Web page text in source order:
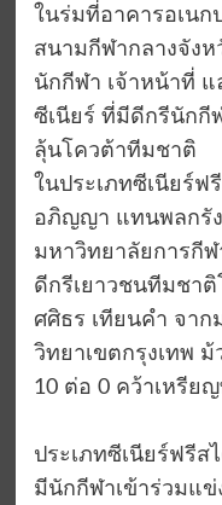
ในร่มที่อาคารอเนก
สนามกีฬากลางจัง
นักกีฬา เจ้าหน้าที่
ซีเนียร์ ที่มีดีกรีนักกี
ลุ้นโควต้าทีมชาติ
ในประเภทซีเนียร์
อภิญญา แทนพลกรั
มหาวิทยาลัยการกีฬ
ดีกรีเยาวชนทีมชา
ศศิธร เทียนคำ จา
วิทยาเขตกรุงเทพ
10 ต่อ 0 คว้าเหรีย
ประเภทซีเนียร์ฟรีส
มีนักกีฬาเข้าร่วมแ